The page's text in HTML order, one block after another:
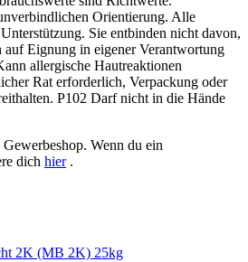
Orientierung. Alle
Sie entbinden nicht davon,
auf Eignung in eigener Verantwortung
allergische Hautreaktionen
Rat erforderlich, Verpackung oder
P102 Darf nicht in die Hände
Wenn du ein
dich hier.
2K (MB 2K) 25kg